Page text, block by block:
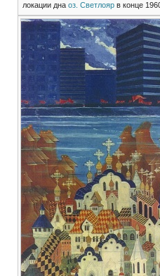
локации дна оз. Светлоярв конце 1960